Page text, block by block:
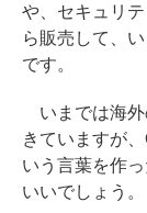
や、セキュリ
ら販売して、
です。
いまでは海外
きていますが
いう言葉を作
いいでしょう。